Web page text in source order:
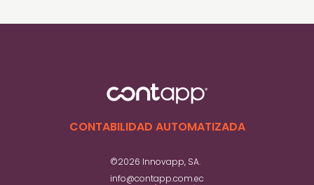
de un colapso financiero, el blog no
inteligentes para sostener la estabilidad del
CONTABILIDAD AUTOMATIZADA
©2026 Innovapp, SA.
info@contapp.com.ec